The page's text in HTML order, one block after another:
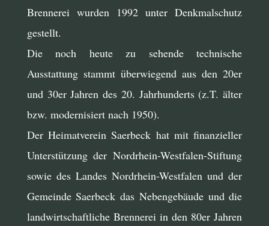
Brennerei wurden 1992 unter Denkmalschutz
gestellt.
Die noch heute zu sehende technische
Ausstattung stammt überwiegend aus den 20er
und 30er Jahren des 20. Jahrhunderts (z.T. älter
bzw. modernisiert nach 1950).
Der Heimatverein Saerbeck hat mit finanzieller
Unterstützung der Nordrhein-Westfalen-Stiftung
sowie des Landes Nordrhein-Westfalen und der
Gemeinde Saerbeck das Nebengebäude und die
landwirtschaftliche Brennerei in den 80er Jahren